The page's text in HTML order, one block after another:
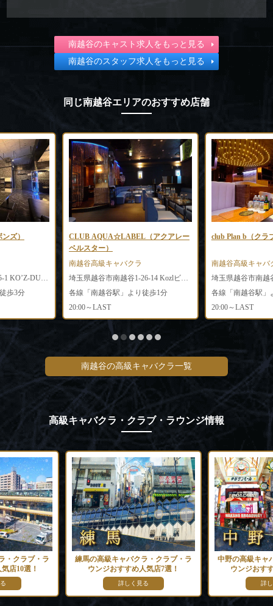
南越谷のキャスト求人をもっと見る
南越谷のスタッフ求人をもっと見る
同じ南越谷エリアのおすすめ店舗
ズ）
埼玉県越谷市南越谷4-5-1 ​KO’Z-DUE 8F-G
歩3分
CLUB AQUA☆LABEL（アクアレー
ベルスター）
南越谷高級キャバクラ
埼玉県越谷市南越谷1-26-14 Kozlビル3F
各線「南越谷駅」より徒歩1分
20:00～LAST
club Plan b（クラ
南越谷高級キャバ
各線「南越谷駅」
20:00～LAST
南越谷の高級キャバクラ一覧
高級キャバクラ・クラブ・ラウンジ情報
・クラブ・ラ
店10選！
練馬の高級キャバクラ・クラブ・ラ
ウンジおすすめ人気店7選！
詳しく見る
中野の高級キャ
ウンジおす
詳